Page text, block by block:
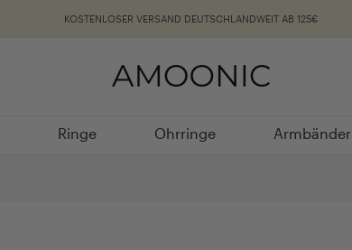
KOSTENLOSER VERSAND DEUTSCHLANDWEIT AB 125€
Ringe
Ringe
Ohrringe
Ohrringe
Armbänder
Armbänder